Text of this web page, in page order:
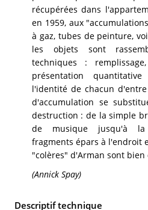
récupérées dans
en 1959, aux
à gaz, tubes de peinture,
les objets sont
techniques :
présentation
l'identité de chacun
d'accumulation se
destruction : de la simple
de musique jusqu'à la
fragments épars à l'endroit
"colères" d'Arman sont bien
(Annick Spay)
Descriptif technique